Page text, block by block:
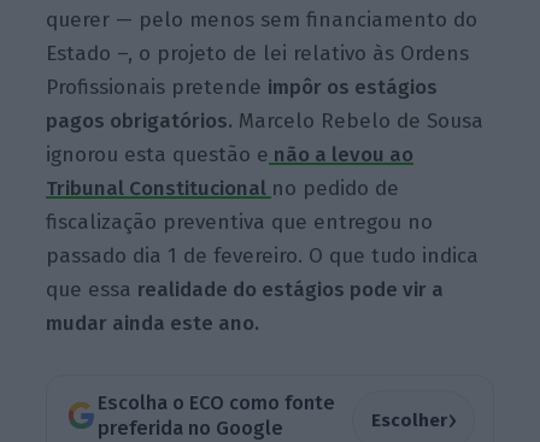
querer — pelo menos sem financiamento do
Estado –, o projeto de lei relativo às Ordens
Profissionais pretende impôr os estágios
pagos obrigatórios. Marcelo Rebelo de Sousa
ignorou esta questão e não a levou ao
Tribunal Constitucional no pedido de
fiscalização preventiva que entregou no
passado dia 1 de fevereiro. O que tudo indica
que essa realidade do estágios pode vir a
mudar ainda este ano.
Escolha o ECO como fonte
preferida no Google
Escolher›